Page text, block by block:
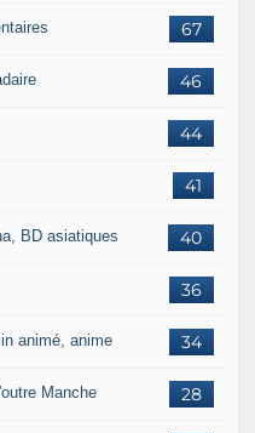
67
46
44
41
40
BD asiatiques
36
34
animé, anime
28
Manche